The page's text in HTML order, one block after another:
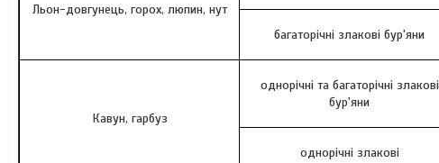
Льон-довгунець, горох, люпин, нут
багаторічні злакові бур'яни
Кавун, гарбуз
однорічні та багаторічні злакові
бур'яни
однорічні злакові